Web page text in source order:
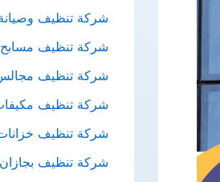
شركة تنظيف
شركة تنظيف مسابح
شركة تنظيف
شركة تنظيف
شركة تنظيف
شركة تنظيف بجازان